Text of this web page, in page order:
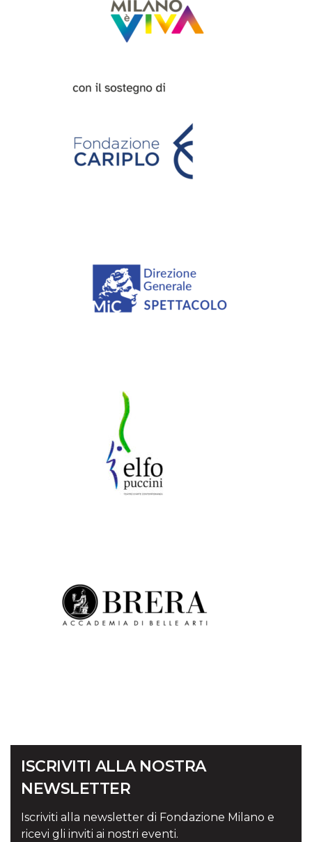
ISCRIVITI ALLA NOSTRA
NEWSLETTER
Iscriviti alla newsletter di Fondazione Milano e
ricevi gli inviti ai nostri eventi.